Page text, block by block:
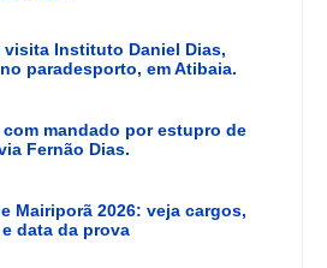
Instituto Daniel Dias,
paradesporto, em Atibaia.
com mandado por estupro de
Fernão Dias.
Mairiporã 2026: veja cargos,
data da prova